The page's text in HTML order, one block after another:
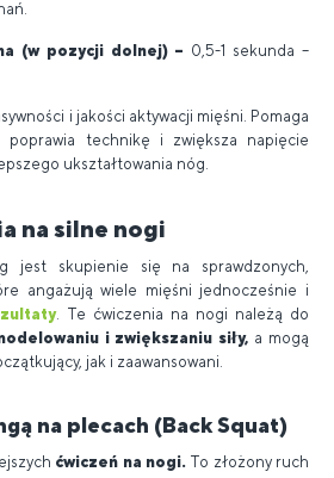
(w pozycji dolnej) – 0,5-1 sekunda –
i jakości aktywacji mięśni. Pomaga
poprawia technikę i zwiększa napięcie
ukształtowania nóg.
na silne nogi
jest skupienie się na sprawdzonych,
angażują wiele mięśni jednocześnie i
. Te ćwiczenia na nogi należą do
i zwiększaniu siły, a mogą
jak i zaawansowani.
na plecach (Back Squat)
ćwiczeń na nogi. To złożony ruch